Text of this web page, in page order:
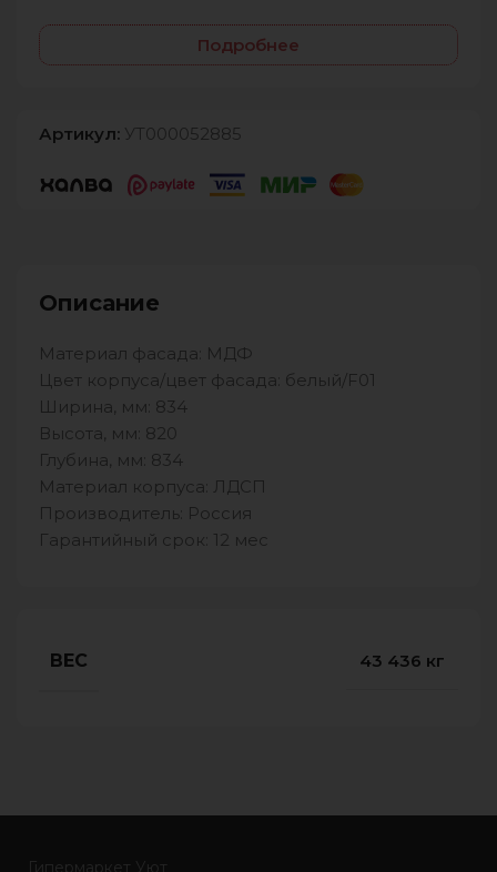
Подробнее
Артикул: УТ000052885
Описание
Материал фасада: МДФ
Цвет корпуса/цвет фасада: белый/F01
Ширина, мм: 834
Высота, мм: 820
Глубина, мм: 834
Материал корпуса: ЛДСП
Производитель: Россия
Гарантийный срок: 12 мес
ВЕС 43 436 кг
Гипермаркет Уют